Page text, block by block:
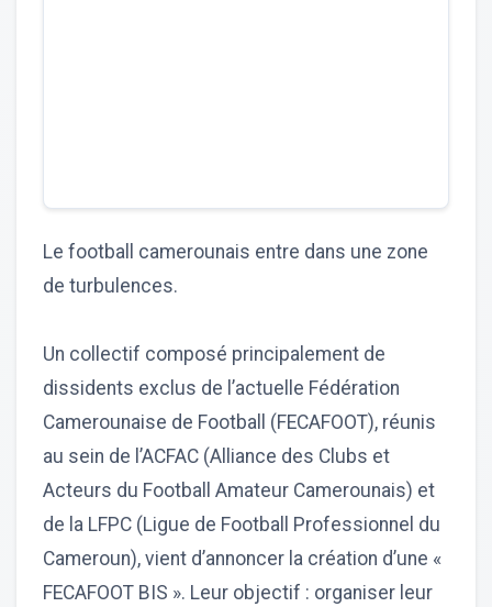
Le football camerounais entre dans une zone
de turbulences.
Un collectif composé principalement de
dissidents exclus de l’actuelle Fédération
Camerounaise de Football (FECAFOOT), réunis
au sein de l’ACFAC (Alliance des Clubs et
Acteurs du Football Amateur Camerounais) et
de la LFPC (Ligue de Football Professionnel du
Cameroun), vient d’annoncer la création d’une «
FECAFOOT BIS ». Leur objectif : organiser leur